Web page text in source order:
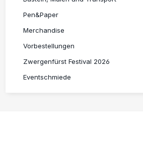
Pen&Paper
Merchandise
Vorbestellungen
Zwergenfürst Festival 2026
Eventschmiede